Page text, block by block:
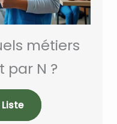
métiers
N ?